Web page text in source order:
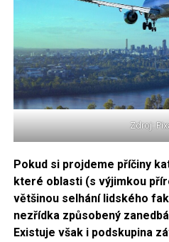
Zdroj:
Pokud si projdeme příčiny
které oblasti (s výjimkou
většinou selhání lidského
nezřídka způsobený
Existuje však i podskupina